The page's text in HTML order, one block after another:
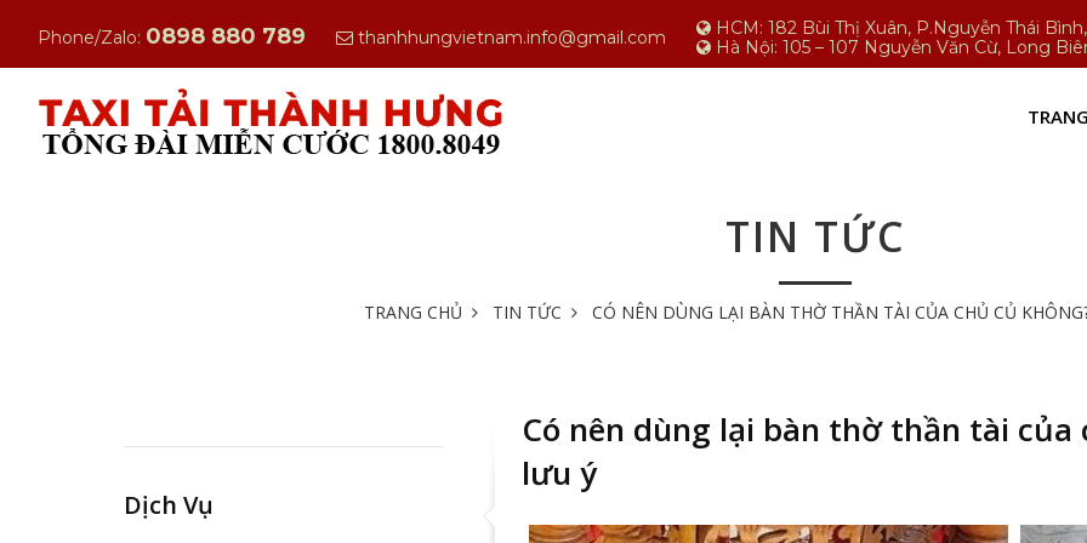
Phone/Zalo: 0898 880 789 thanhhungvietnam.info@gmail.com
HCM: 182 Bùi Thị Xuân, P.Nguyễn Thái
Hà Nội: 105 – 107 Nguyễn Văn Cừ, Long
TIN TỨC
TRANG CHỦ TIN TỨC CÓ NÊN DÙNG LẠI BÀN THỜ THẦN TÀI CỦA CHỦ CỦ
Dịch Vụ
Có nên dùng lại bàn thờ thần tài của
lưu ý